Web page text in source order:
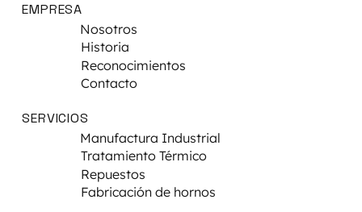
EMPRESA
Nosotros
Historia
Reconocimientos
Contacto
SERVICIOS
Manufactura Industrial
Tratamiento Térmico
Repuestos
Fabricación de hornos